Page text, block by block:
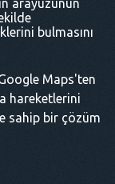
arayüzünün
bulmasını
Maps'ten
hareketlerini
sahip bir çözüm